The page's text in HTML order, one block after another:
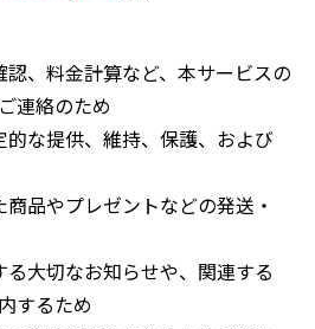
認、料金計算など、本サービスの
連絡のため
的な提供、維持、保護、および
商品やプレゼントなどの発送・
る大切なお知らせや、関連する
するため